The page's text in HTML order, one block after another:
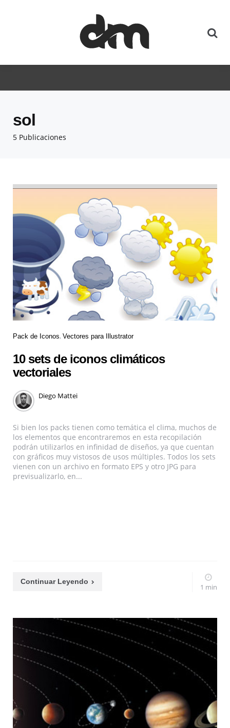
5 Publicaciones
sol
Pack de Iconos Vectores para Illustrator
10 sets de iconos climáticos
vectoriales
Diego Mattei
Si bien los packs tienen como temática el clima, muchos de
los elementos que encontraremos en esta recopilación
podrán utilizarlos en infinidad de diseños, ya que cuentan
con gráficos muy vistosos de usos múltiples. Todos los sets
vienen con un archivo en formato EPS y otro JPG para
previsualizarlo, en...
Continuar Leyendo
1 min